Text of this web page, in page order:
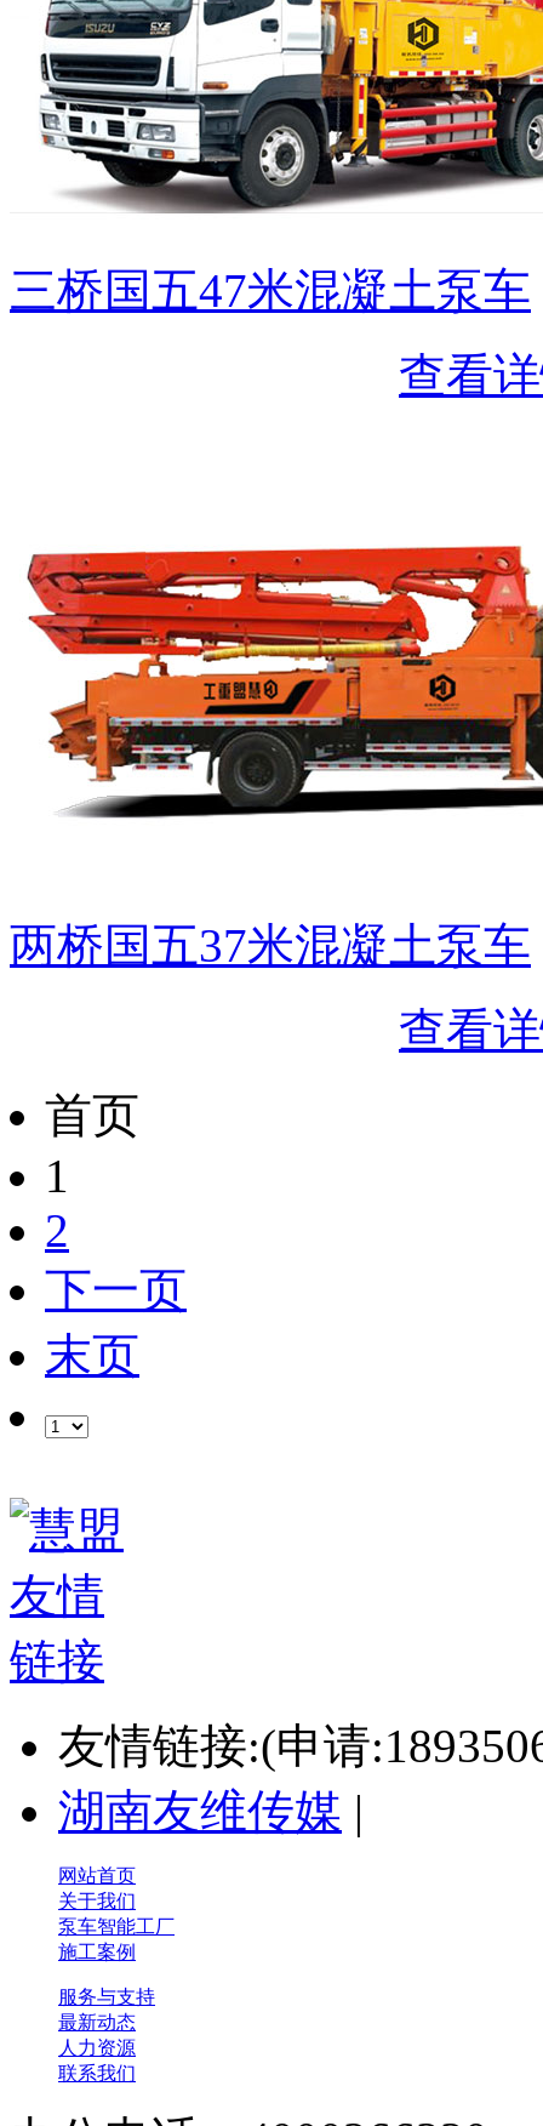
三桥国五47米混凝土泵车
查看
两桥国五37米混凝土泵车
查看
首页
1
2
下一页
末页
友情链接:(申请
湖南友维传媒 |
网站首页
关于我们
泵车智能工厂
施工案例
服务与支持
最新动态
人力资源
联系我们